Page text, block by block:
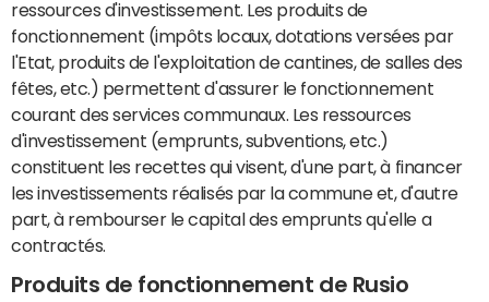
ressources d'investissement. Les produits de
fonctionnement (impôts locaux, dotations versées par
l'Etat, produits de l'exploitation de cantines, de salles des
fêtes, etc.) permettent d'assurer le fonctionnement
courant des services communaux. Les ressources
d'investissement (emprunts, subventions, etc.)
constituent les recettes qui visent, d'une part, à financer
les investissements réalisés par la commune et, d'autre
part, à rembourser le capital des emprunts qu'elle a
contractés.
Produits de fonctionnement de Rusio